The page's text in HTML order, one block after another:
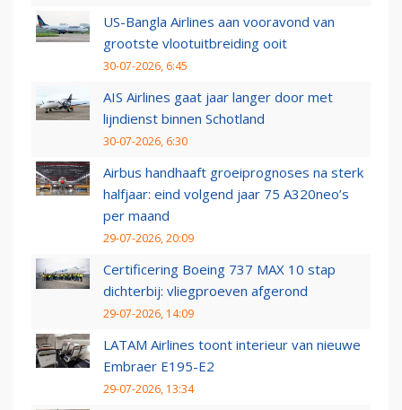
US-Bangla Airlines aan vooravond van
grootste vlootuitbreiding ooit
30-07-2026, 6:45
AIS Airlines gaat jaar langer door met
lijndienst binnen Schotland
30-07-2026, 6:30
Airbus handhaaft groeiprognoses na sterk
halfjaar: eind volgend jaar 75 A320neo’s
per maand
29-07-2026, 20:09
Certificering Boeing 737 MAX 10 stap
dichterbij: vliegproeven afgerond
29-07-2026, 14:09
LATAM Airlines toont interieur van nieuwe
Embraer E195-E2
29-07-2026, 13:34